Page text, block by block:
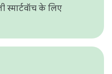
स्मार्टवॉच के लिए